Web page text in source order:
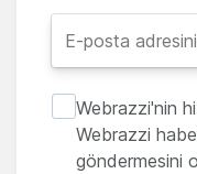
Webrazzi'nin
Webrazzi
göndermesini